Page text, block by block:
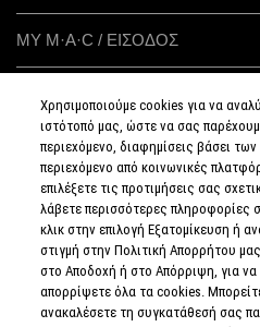
ΜΥ M·A·C / ΕΙΣΟΔΟΣ
ΟΡΟΙ &
ΟΡΟΙ
Χρησιμοποιούμε cookies για να
ιστότοπό μας, ώστε να σας
περιεχόμενο, διαφημίσεις βάσει
περιεχόμενο από κοινωνικές
επιλέξετε τις προτιμήσεις σας
λάβετε περισσότερες πληροφορίες
κλικ στην επιλογή Εξατομίκευση ή
στιγμή στην Πολιτική Απορρήτου
στο Αποδοχή ή στο Απόρριψη, για να
απορρίψετε όλα τα cookies.
ανακαλέσετε τη συγκατάθεσή σας